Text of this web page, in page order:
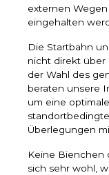
externen
eingehalten
Die Startbahn
nicht direkt über
der Wahl des
beraten unsere
um eine
Überlegungen
Keine Bienchen
sich sehr wohl,